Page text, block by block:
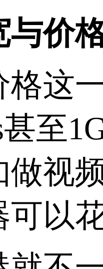
格
一
甚至
做视
可以